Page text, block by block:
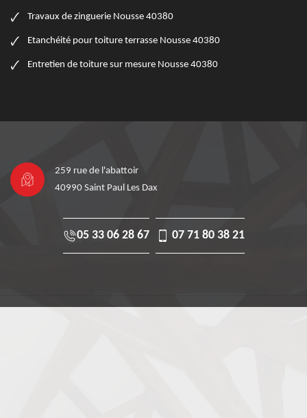
Travaux de zinguerie Nousse 40380
Etanchéité pour toiture terrasse Nousse 40380
Entretien de toiture sur mesure Nousse 40380
259 rue de l'abattoir
40990 Saint Paul Les Dax
05 33 06 28 67 07 71 80 38 21